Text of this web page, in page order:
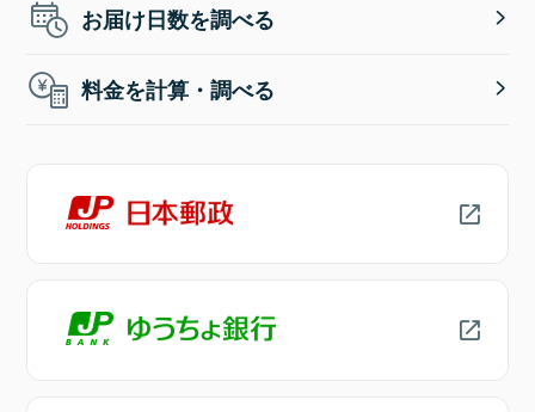
お届け日数を調べる
料金を計算・調べる